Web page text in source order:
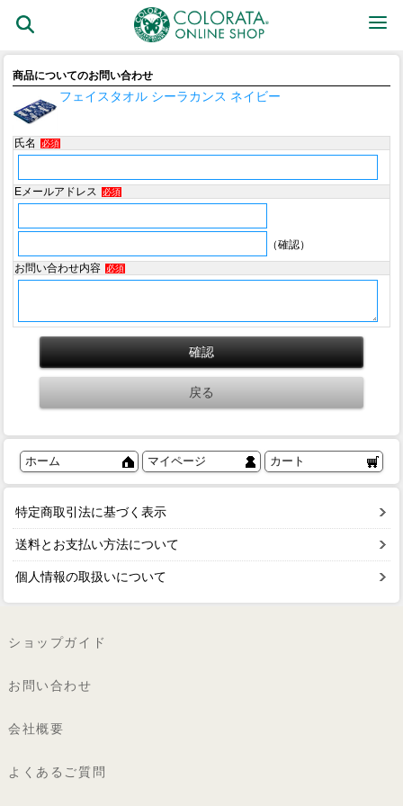
商品についてのお問い合わせ
フェイスタオル シーラカンス ネイビー
氏名 必須
Eメールアドレス 必須
（確認）
お問い合わせ内容 必須
ホーム マイページ カート
特定商取引法に基づく表示
送料とお支払い方法について
個人情報の取扱いについて
ショップガイド
お問い合わせ
会社概要
よくあるご質問